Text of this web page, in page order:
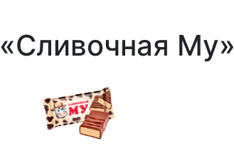
«Сливочная Му»